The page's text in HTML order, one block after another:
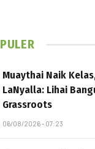
Muaythai Naik
LaNyalla: Lihai
Grassroots
06/08/2026 - 07:23